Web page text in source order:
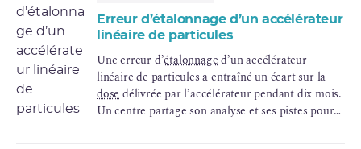
Erreur d’étalonnage d’un accélérateur
linéaire de particules
Une erreur d’étalonnaged’un accélérateur
linéaire de particules a entraîné un écart sur la
dosedélivrée par l’accélérateur pendant dix mois.
Un centre partage son analyse et ses pistes pour